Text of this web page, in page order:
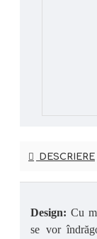
DESCRIERE
Design: Cu
se vor